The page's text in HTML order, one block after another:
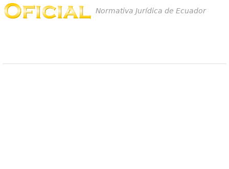
Normativa Jurídica de Ecuador